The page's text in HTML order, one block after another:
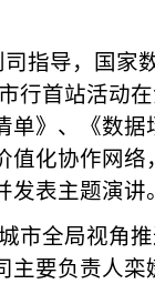
指导，国家
行首站活动
单》、《数
值化协作网
发表主题演讲
全局视角推
主要负责人